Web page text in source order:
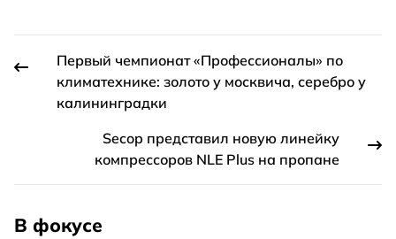
Первый чемпионат «Профессионалы» по
климатехнике: золото у москвича, серебро у
калининградки
Secop представил новую линейку
компрессоров NLE Plus на пропане
В фокусе